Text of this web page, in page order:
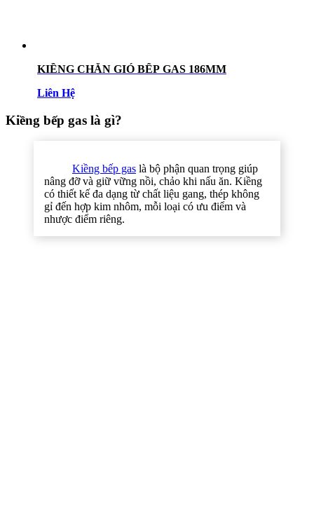
KIỀNG CHẮN GIÓ BẾP GAS 186MM
Liên Hệ
Kiềng bếp gas là gì?
Kiềng bếp gas là bộ phận quan trọng giúp
nâng đỡ và giữ vững nồi, chảo khi nấu ăn. Kiềng
có thiết kế đa dạng từ chất liệu gang, thép không
gỉ đến hợp kim nhôm, mỗi loại có ưu điểm và
nhược điểm riêng.